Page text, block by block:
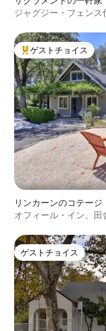
ジャグジー・フェンス
大好評のゲストチョイ
ゲストチョイス
リンカーンのコテージ
オフィール・イン、田
ゲストチョイス
ゲストチョイス